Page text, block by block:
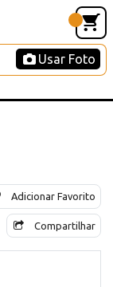
Usar Foto
Adicionar Favorito
Compartilhar